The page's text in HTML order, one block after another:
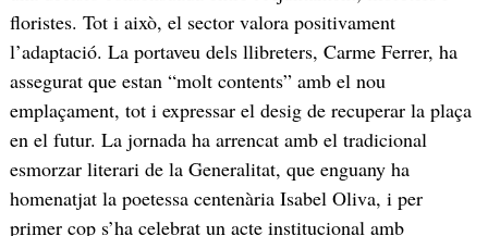
floristes. Tot i això, el sector valora positivament
l’adaptació. La portaveu dels llibreters, Carme Ferrer, ha
assegurat que estan “molt contents” amb el nou
emplaçament, tot i expressar el desig de recuperar la plaça
en el futur. La jornada ha arrencat amb el tradicional
esmorzar literari de la Generalitat, que enguany ha
homenatjat la poetessa centenària Isabel Oliva, i per
primer cop s’ha celebrat un acte institucional amb